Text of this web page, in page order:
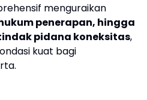
menguraikan
penerapan, hingga
pidana koneksitas,
kuat bagi